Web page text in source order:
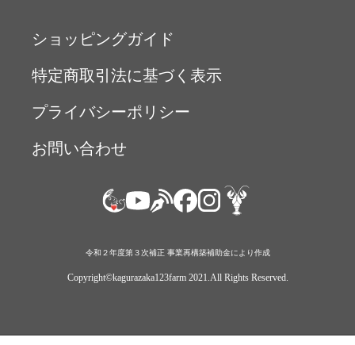
ショッピングガイド
特定商取引法に基づく表示
プライバシーポリシー
お問い合わせ
令和２年度第３次補正 事業再構築補助金により作成
Copyright©︎kagurazaka123farm 2021.All Rights Reserved.